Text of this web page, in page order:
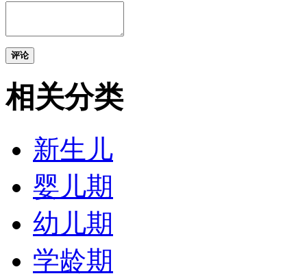
评论
相关分类
新生儿
婴儿期
幼儿期
学龄期